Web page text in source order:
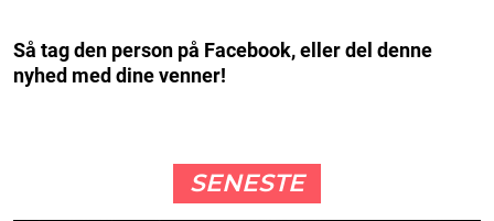
Så tag den person på Facebook, eller del denne
nyhed med dine venner!
SENESTE